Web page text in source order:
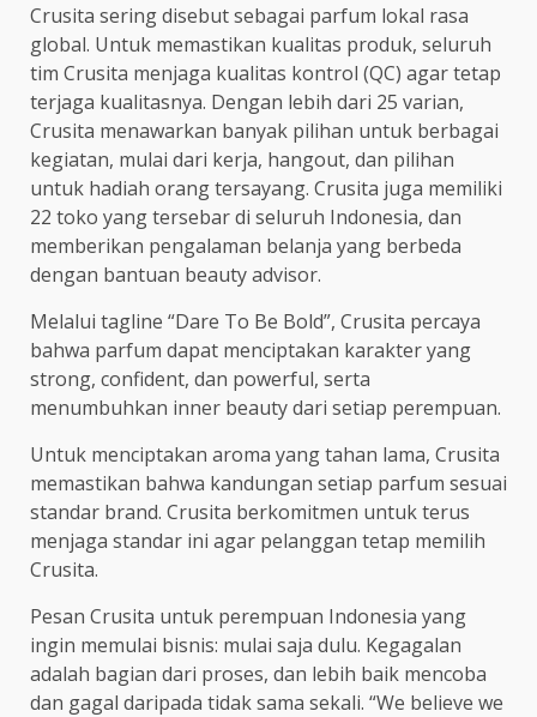
Crusita sering disebut sebagai parfum lokal rasa
global. Untuk memastikan kualitas produk, seluruh
tim Crusita menjaga kualitas kontrol (QC) agar tetap
terjaga kualitasnya. Dengan lebih dari 25 varian,
Crusita menawarkan banyak pilihan untuk berbagai
kegiatan, mulai dari kerja, hangout, dan pilihan
untuk hadiah orang tersayang. Crusita juga memiliki
22 toko yang tersebar di seluruh Indonesia, dan
memberikan pengalaman belanja yang berbeda
dengan bantuan beauty advisor.
Melalui tagline “Dare To Be Bold”, Crusita percaya
bahwa parfum dapat menciptakan karakter yang
strong, confident, dan powerful, serta
menumbuhkan inner beauty dari setiap perempuan.
Untuk menciptakan aroma yang tahan lama, Crusita
memastikan bahwa kandungan setiap parfum sesuai
standar brand. Crusita berkomitmen untuk terus
menjaga standar ini agar pelanggan tetap memilih
Crusita.
Pesan Crusita untuk perempuan Indonesia yang
ingin memulai bisnis: mulai saja dulu. Kegagalan
adalah bagian dari proses, dan lebih baik mencoba
dan gagal daripada tidak sama sekali. “We believe we